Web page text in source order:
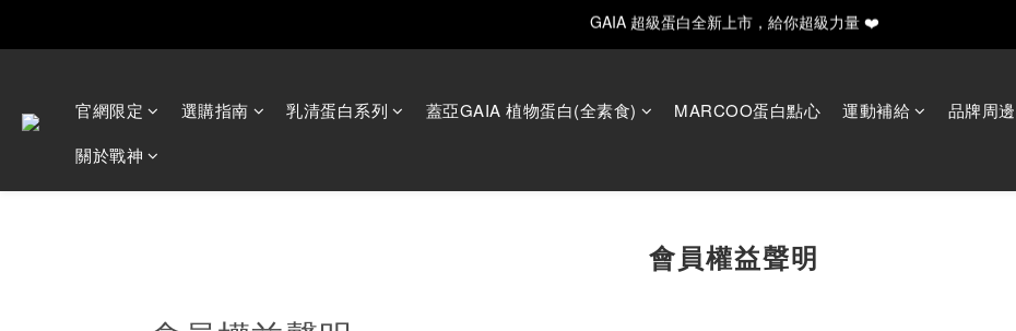
GAIA 超級蛋白全新上市，給你超級力量 ❤️
✨ 新手入門必備！水解20入輕量/30入月享組合
Happy Father's Day！指定商品輸入【LUVDAD】現享88折！點我下單爸爸的高蛋白💕
官網限定 選購指南 乳清蛋白系列 蓋亞GAIA 植物蛋白(全素食) MARCOO蛋白點心 運動補給 品牌周邊
關於戰神
會員權益聲明